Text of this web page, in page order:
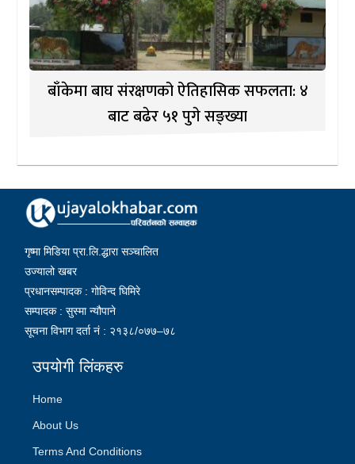
बाँकेमा बाघ संरक्षणको ऐतिहासिक सफलता: ४
बाट बढेर ५१ पुगे सङ्ख्या
गृष्मा मिडिया प्रा.लि.द्धारा सञ्चालित
उज्यालो खबर
प्रधानसम्पादक : गोविन्द घिमिरे
सम्पादक : सुस्मा न्यौपाने
सूचना विभाग दर्ता नं : २१३८/०७७–७८
उपयोगी लिंकहरु
Home
About Us
Terms And Conditions